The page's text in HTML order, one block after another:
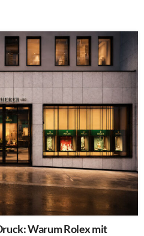
Warum Rolex mit